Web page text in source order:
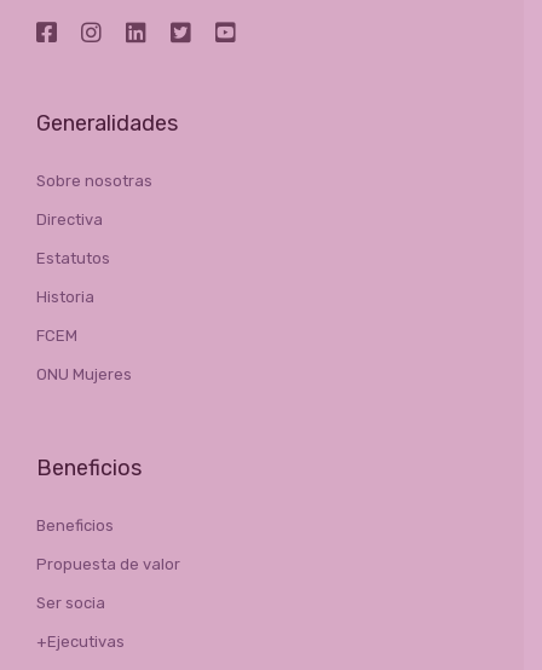
Generalidades
Sobre nosotras
Directiva
Estatutos
Historia
FCEM
ONU Mujeres
Beneficios
Beneficios
Propuesta de valor
Ser socia
+Ejecutivas